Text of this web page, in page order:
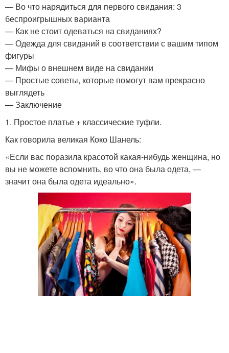
— Во что нарядиться для первого свидания: 3
беспроигрышных варианта
— Как не стоит одеваться на свиданиях?
— Одежда для свиданий в соответствии с вашим типом
фигуры
— Мифы о внешнем виде на свидании
— Простые советы, которые помогут вам прекрасно
выглядеть
— Заключение
1. Простое платье + классические туфли.
Как говорила великая Коко Шанель:
«Если вас поразила красотой какая-нибудь женщина, но
вы не можете вспомнить, во что она была одета, —
значит она была одета идеально».